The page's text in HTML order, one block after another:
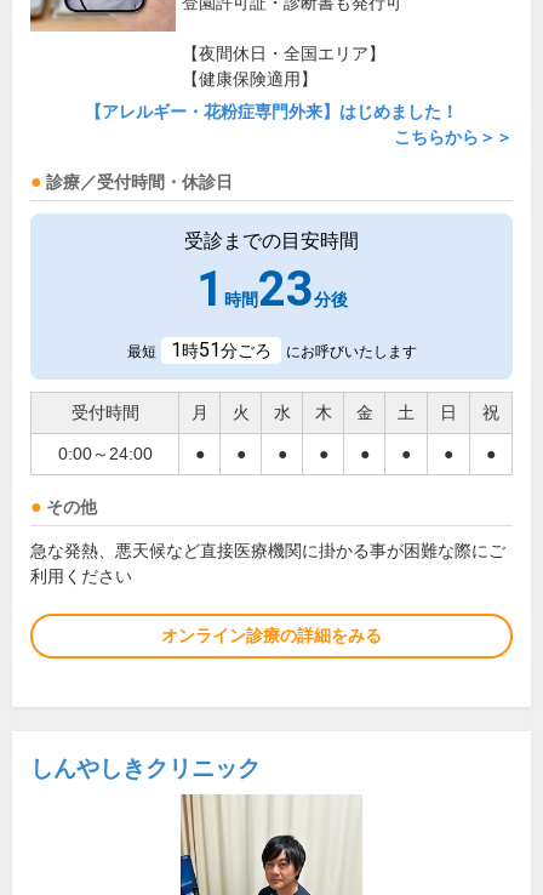
【夜間休日・全国エリア】
【健康保険適用】
【アレルギー・花粉症専門外来】はじめました！
こちらから＞＞
診療／受付時間・休診日
受診までの目安時間
1 時間23分後
最短 1時51分ごろ にお呼びいたします
受付時間 月 火 水 木 金 土 日 祝
0:00～24:00 ● ● ● ● ● ● ● ●
その他
急な発熱、悪天候など直接医療機関に掛かる事が困難な際にご
利用ください
オンライン診療の詳細をみる
しんやしきクリニック